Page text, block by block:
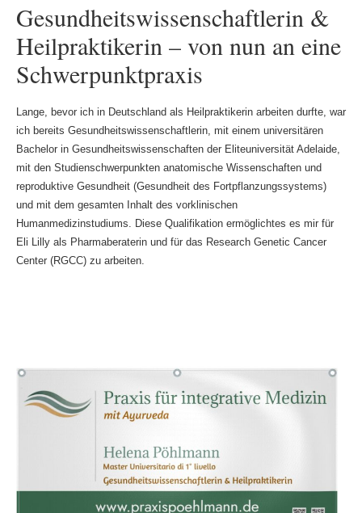
Gesundheitswissenschaftlerin &
Heilpraktikerin – von nun an eine
Schwerpunktpraxis
Lange, bevor ich in Deutschland als Heilpraktikerin arbeiten durfte, war
ich bereits Gesundheitswissenschaftlerin, mit einem universitären
Bachelor in Gesundheitswissenschaften der Eliteuniversität Adelaide,
mit den Studienschwerpunkten anatomische Wissenschaften und
reproduktive Gesundheit (Gesundheit des Fortpflanzungssystems)
und mit dem gesamten Inhalt des vorklinischen
Humanmedizinstudiums. Diese Qualifikation ermöglichtes es mir für
Eli Lilly als Pharmaberaterin und für das Research Genetic Cancer
Center (RGCC) zu arbeiten.